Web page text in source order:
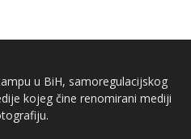
u BiH, samoregulacijskog
kojeg čine renomirani mediji